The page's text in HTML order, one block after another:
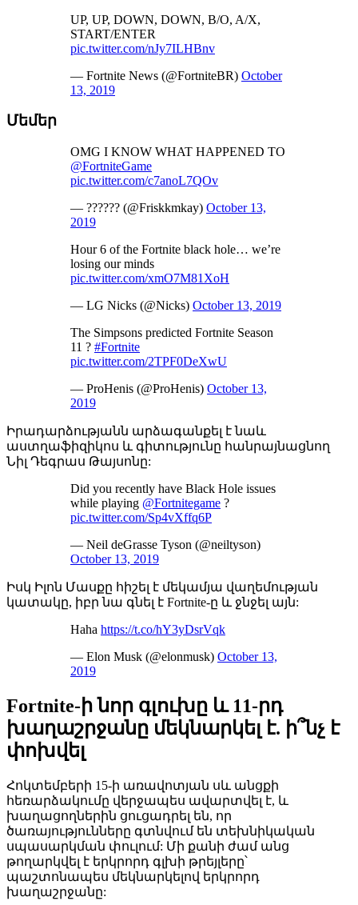
UP, UP, DOWN, DOWN, B/O, A/X,
START/ENTER
pic.twitter.com/nJy7ILHBnv
— Fortnite News (@FortniteBR) October
13, 2019
Մեմեր
OMG I KNOW WHAT HAPPENED TO
@FortniteGame
pic.twitter.com/c7anoL7QOv
— ?????? (@Friskkmkay) October 13,
2019
Hour 6 of the Fortnite black hole… we’re
losing our minds
pic.twitter.com/xmO7M81XoH
— LG Nicks (@Nicks) October 13, 2019
The Simpsons predicted Fortnite Season
11 ? #Fortnite
pic.twitter.com/2TPF0DeXwU
— ProHenis (@ProHenis) October 13,
2019
Իրադարձությանն արձագանքել է նաև
աստղաֆիզիկոս և գիտությունը հանրայնացնող
Նիլ Դեգրաս Թայսոնը:
Did you recently have Black Hole issues
while playing @Fortnitegame ?
pic.twitter.com/Sp4vXffq6P
— Neil deGrasse Tyson (@neiltyson)
October 13, 2019
Իսկ Իլոն Մասքը հիշել է մեկամյա վաղեմության
կատակը, իբր նա գնել է Fortnite-ը և ջնջել այն:
Haha https://t.co/hY3yDsrVqk
— Elon Musk (@elonmusk) October 13,
2019
Fortnite-ի նոր գլուխը և 11-րդ
խաղաշրջանը մեկնարկել է. ի՞նչ է
փոխվել
Հոկտեմբերի 15-ի առավոտյան սև անցքի
հեռարձակումը վերջապես ավարտվել է, և
խաղացողներին ցուցադրել են, որ
ծառայությունները գտնվում են տեխնիկական
սպասարկման փուլում: Մի քանի ժամ անց
թողարկվել է երկրորդ գլխի թրեյլերը՝
պաշտոնապես մեկնարկելով երկրորդ
խաղաշրջանը: